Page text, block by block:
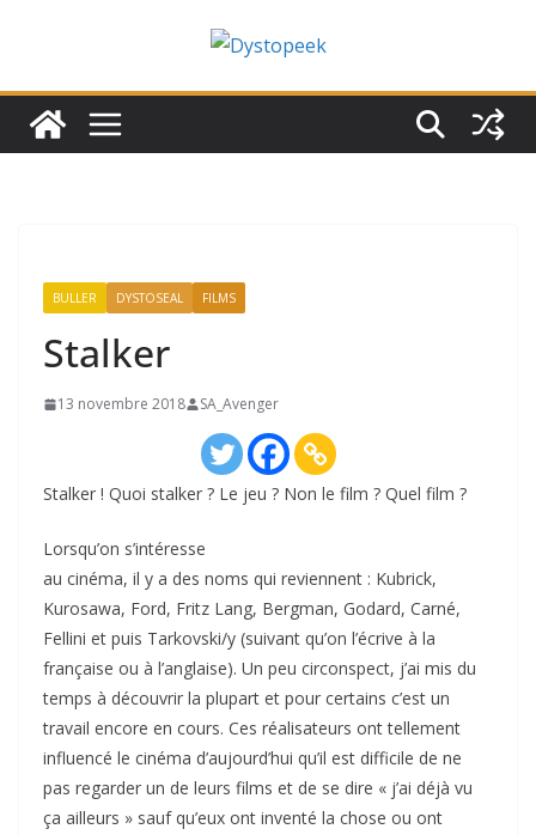
BULLER DYSTOSEAL FILMS
Stalker
13 novembre 2018 SA_Avenger
Stalker ! Quoi stalker ? Le jeu ? Non le film ? Quel film ?
Lorsqu’on s’intéresse
au cinéma, il y a des noms qui reviennent : Kubrick,
Kurosawa, Ford, Fritz Lang, Bergman, Godard, Carné,
Fellini et puis Tarkovski/y (suivant qu’on l’écrive à la
française ou à l’anglaise). Un peu circonspect, j’ai mis du
temps à découvrir la plupart et pour certains c’est un
travail encore en cours. Ces réalisateurs ont tellement
influencé le cinéma d’aujourd’hui qu’il est difficile de ne
pas regarder un de leurs films et de se dire « j’ai déjà vu
ça ailleurs » sauf qu’eux ont inventé la chose ou ont